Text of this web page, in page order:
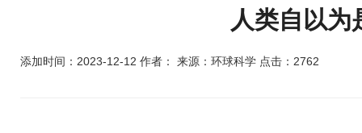
人类自以
添加时间：2023-12-12 作者： 来源：环球科学 点击：2762